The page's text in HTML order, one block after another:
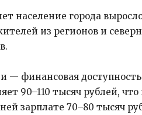
население города
из регионов и
финансовая
90–110 тысяч рублей,
зарплате 70–80 тысяч